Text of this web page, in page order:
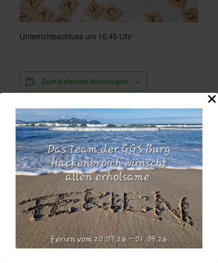
Unterrichtsschluss um 10.45 Uhr
Zum Kalender hinzufügen
DETAILS
Datum:
6. Februar
Zeit:
8:00 - 10:45
Veranstaltungskategorie:
Schule